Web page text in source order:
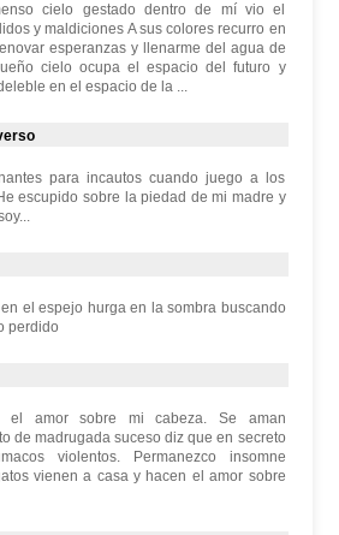
cielo gestado dentro de mí vio el
y maldiciones A sus colores recurro en
esperanzas y llenarme del agua de
cielo ocupa el espacio del futuro y
en el espacio de la ...
para incautos cuando juego a los
escupido sobre la piedad de mi madre y
el espejo hurga en la sombra buscando
perdido
el amor sobre mi cabeza. Se aman
de madrugada suceso diz que en secreto
violentos. Permanezco insomne
vienen a casa y hacen el amor sobre